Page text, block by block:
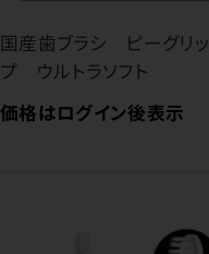
国産歯ブラシ ピーグリッ
プ ウルトラソフト
価格はログイン後表示